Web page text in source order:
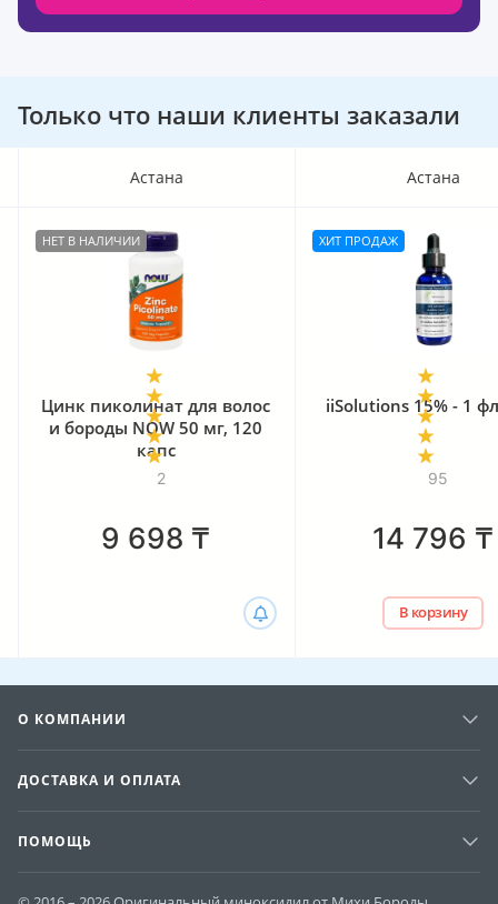
Только что наши клиенты заказали
Астана
НЕТ В НАЛИЧИИ
2
Цинк пиколинат для волос
и бороды NOW 50 мг, 120
капс
9 698 ₸
Астана
ХИТ ПРОДАЖ
95
iiSolutions 15% - 1
14 796 ₸
В корзину
О КОМПАНИИ
ДОСТАВКА И ОПЛАТА
ПОМОЩЬ